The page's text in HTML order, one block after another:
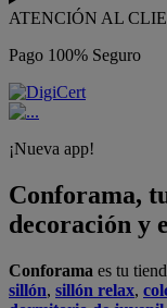
ATENCIÓN AL
Pago 100% Seguro
¡Nueva app!
Conforama,
decoración y
Conforama es tu
sillón, sillón relax,